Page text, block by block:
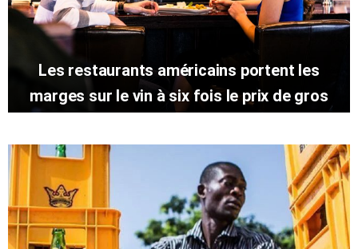
Les restaurants américains portent les
marges sur le vin à six fois le prix de gros